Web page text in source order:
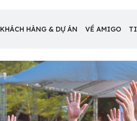
KHÁCH HÀNG & DỰ ÁN VỀ AMIGO